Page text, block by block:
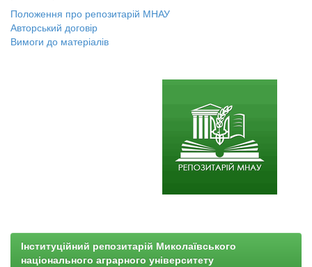
Положення про репозитарій МНАУ
Авторський договір
Вимоги до матеріалів
Інституційний репозитарій Миколаївського
національного аграрного університету